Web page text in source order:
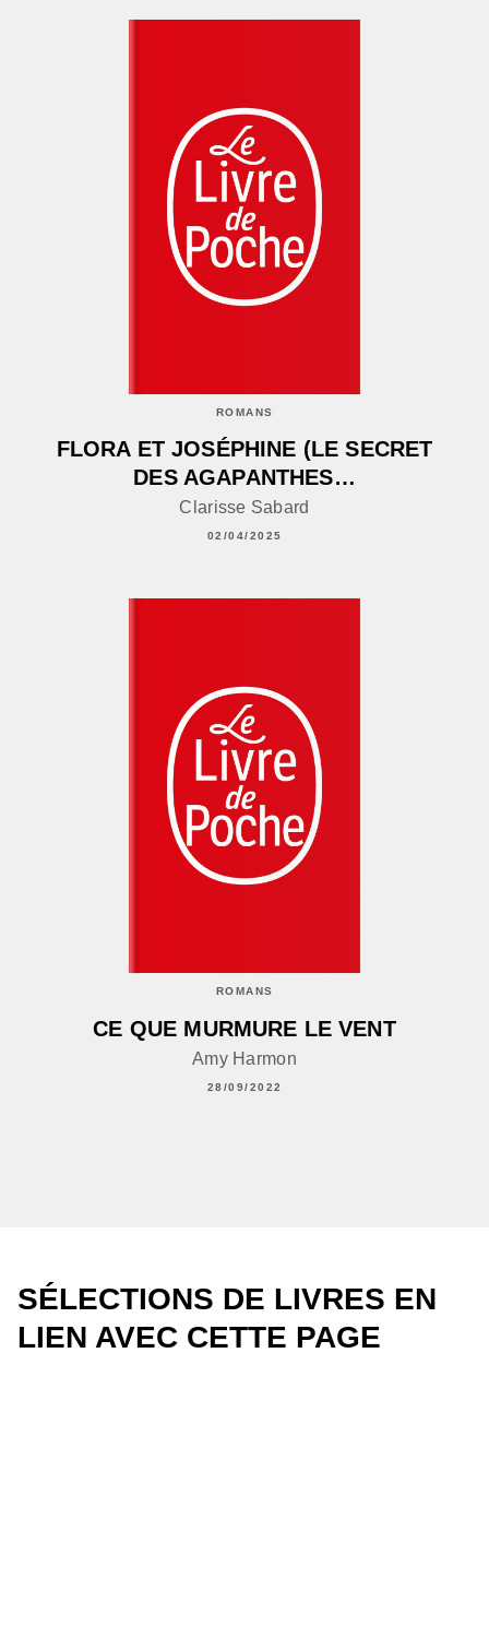
ROMANS
FLORA ET JOSÉPHINE (LE SECRET
DES AGAPANTHES…
Clarisse Sabard
02/04/2025
ROMANS
CE QUE MURMURE LE VENT
Amy Harmon
28/09/2022
SÉLECTIONS DE LIVRES EN
LIEN AVEC CETTE PAGE